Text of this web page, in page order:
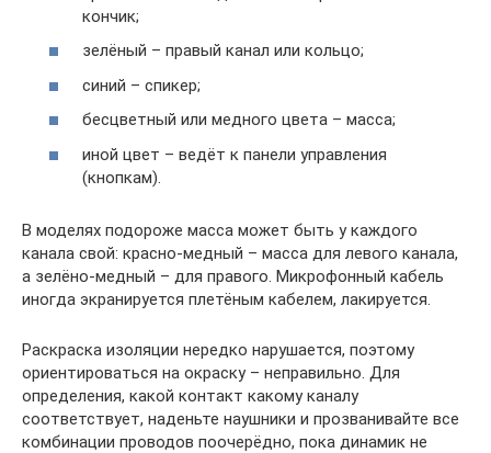
кончик;
зелёный – правый канал или кольцо;
синий – спикер;
бесцветный или медного цвета – масса;
иной цвет – ведёт к панели управления
(кнопкам).
В моделях подороже масса может быть у каждого
канала свой: красно-медный – масса для левого канала,
а зелёно-медный – для правого. Микрофонный кабель
иногда экранируется плетёным кабелем, лакируется.
Раскраска изоляции нередко нарушается, поэтому
ориентироваться на окраску – неправильно. Для
определения, какой контакт какому каналу
соответствует, наденьте наушники и прозванивайте все
комбинации проводов поочерёдно, пока динамик не